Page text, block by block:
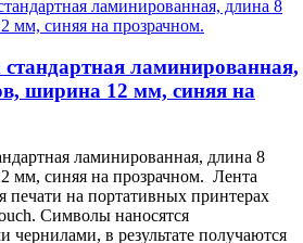
стандартная ламинированная,
ширина 12 мм, синяя на
ламинированная, длина 8
мм, синяя на прозрачном. Лента
печати на портативных принтерах
Символы наносятся
в результате получаются